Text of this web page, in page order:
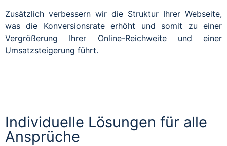
Zusätzlich verbessern wir die Struktur Ihrer Webseite,
was die Konversionsrate erhöht und somit zu einer
Vergrößerung Ihrer Online-Reichweite und einer
Umsatzsteigerung führt.
Individuelle Lösungen für alle
Ansprüche